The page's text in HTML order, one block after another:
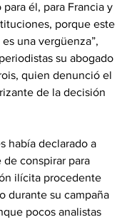
para él, para Francia y
porque este
una vergüenza”,
su abogado
quien denunció el
de la decisión
había declarado a
conspirar para
ilícita procedente
durante su campaña
pocos analistas